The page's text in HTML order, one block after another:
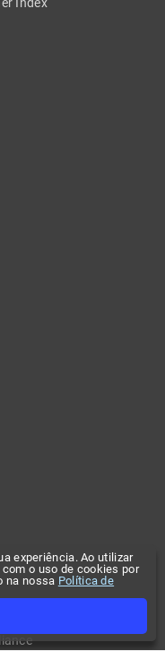
experiência. Ao utilizar
o uso de cookies por
na nossa Política de
Index